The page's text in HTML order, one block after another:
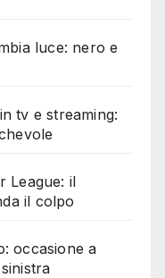
luce: nero e
tv e streaming:
League: il
il colpo
occasione a